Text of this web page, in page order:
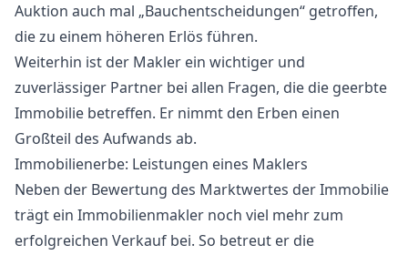
Auktion auch mal „Bauchentscheidungen“ getroffen,
die zu einem höheren Erlös führen.
Weiterhin ist der Makler ein wichtiger und
zuverlässiger Partner bei allen Fragen, die die geerbte
Immobilie betreffen. Er nimmt den Erben einen
Großteil des Aufwands ab.
Immobilienerbe: Leistungen eines Maklers
Neben der Bewertung des Marktwertes der Immobilie
trägt ein Immobilienmakler noch viel mehr zum
erfolgreichen Verkauf bei. So betreut er die